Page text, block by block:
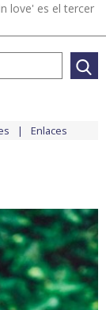
love' es el tercer
Enlaces